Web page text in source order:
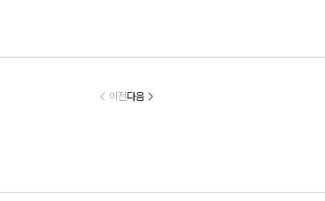
벤츠 코리아, 서비
I) 수입차판매점 1
BMW 코리아, 8
디션 3종 출시
넥센타이어, ‘
이전다음